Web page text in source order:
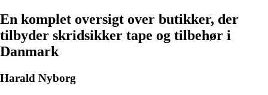
En komplet oversigt over butikker, der
tilbyder skridsikker tape og tilbehør i
Danmark
Harald Nyborg